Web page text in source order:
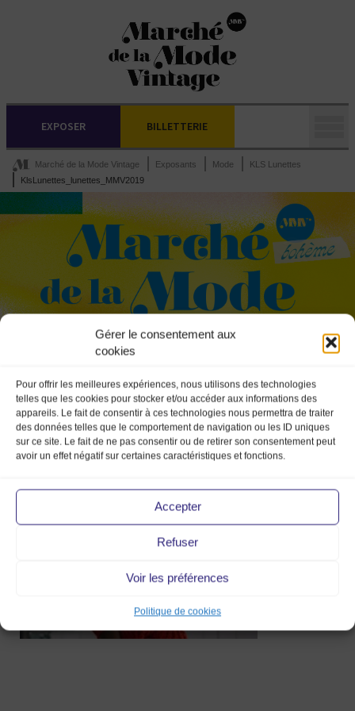
Gérer le consentement aux
cookies
Pour offrir les meilleures expériences, nous utilisons des technologies
telles que les cookies pour stocker et/ou accéder aux informations des
appareils. Le fait de consentir à ces technologies nous permettra de traiter
des données telles que le comportement de navigation ou les ID uniques
sur ce site. Le fait de ne pas consentir ou de retirer son consentement peut
avoir un effet négatif sur certaines caractéristiques et fonctions.
Accepter
Refuser
Voir les préférences
Politique de cookies
EXPOSER BILLETTERIE
Marché de la Mode Vintage Exposants Mode
KLS Lunettes
KlsLunettes_lunettes_MMV2019
KlsLunettes_lunettes_MMV2019
24 Jan 2019